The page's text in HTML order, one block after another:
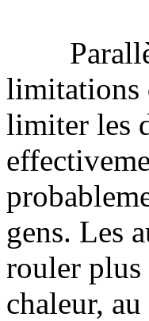
limitations
limiter les
gens. Les
rouler plus
chaleur,